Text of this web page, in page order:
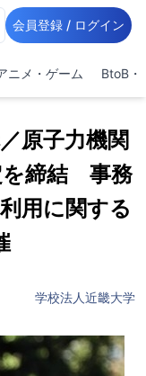
会員登録 / ログイン
ニメ・ゲーム BtoB・
原子力機関
を締結 事務
用に関する
学校法人近畿大学